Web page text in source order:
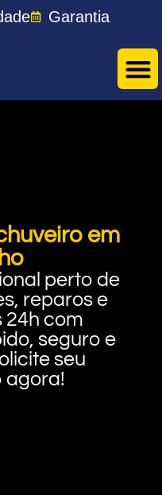
Garantia
em
perto de
reparos e
24h com
seguro e
seu
agora!